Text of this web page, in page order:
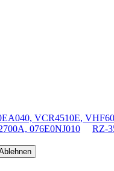
VCR4510E,
076E0NJ010
RZ-